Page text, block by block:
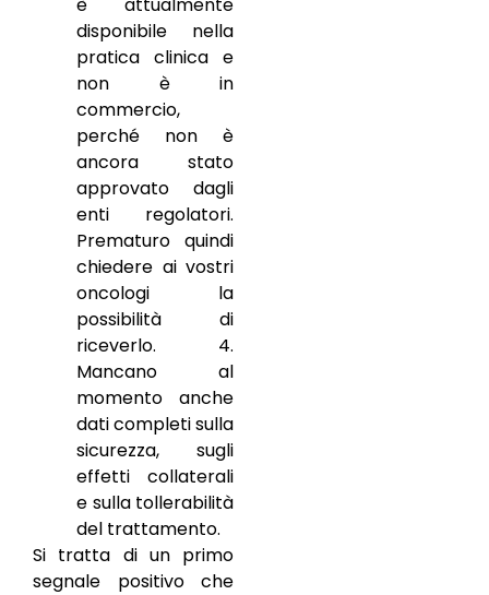
disponibile nella
pratica clinica e
non è in
commercio,
perché non è
ancora stato
approvato dagli
enti regolatori.
Prematuro quindi
chiedere ai vostri
oncologi la
possibilità di
riceverlo. 4.
Mancano al
momento anche
dati completi sulla
sicurezza, sugli
effetti collaterali
e sulla tollerabilità
del trattamento.
Si tratta di un primo
segnale positivo che